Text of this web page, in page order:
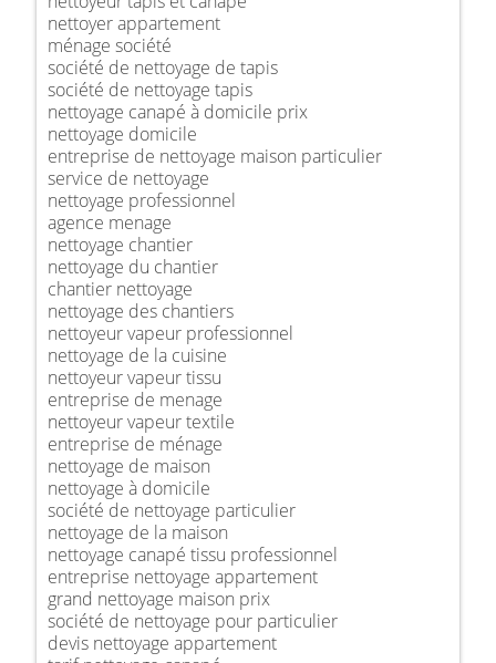
nettoyer appartement
ménage société
société de nettoyage de tapis
société de nettoyage tapis
nettoyage canapé à domicile prix
nettoyage domicile
entreprise de nettoyage maison particulier
service de nettoyage
nettoyage professionnel
agence menage
nettoyage chantier
nettoyage du chantier
chantier nettoyage
nettoyage des chantiers
nettoyeur vapeur professionnel
nettoyage de la cuisine
nettoyeur vapeur tissu
entreprise de menage
nettoyeur vapeur textile
entreprise de ménage
nettoyage de maison
nettoyage à domicile
société de nettoyage particulier
nettoyage de la maison
nettoyage canapé tissu professionnel
entreprise nettoyage appartement
grand nettoyage maison prix
société de nettoyage pour particulier
devis nettoyage appartement